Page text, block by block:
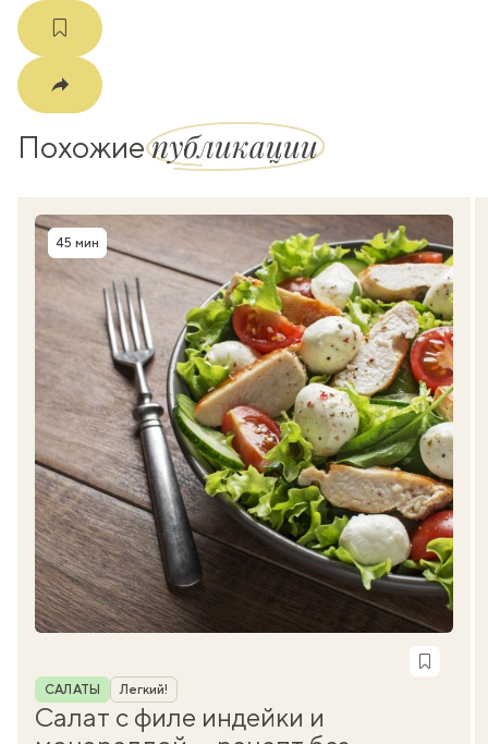
Похожиепубликации
Время приготовления
45 мин
Рубрика
САЛАТЫ Легкий!
Салат с филе индейки и